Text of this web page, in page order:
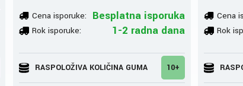
Cena isporuke: Besplatna isporuka
Rok isporuke: 1-2 radna dana
RASPOLOŽIVA KOLIČINA GUMA 10+
Cena
Rok